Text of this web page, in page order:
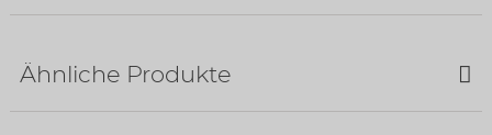
Ähnliche Produkte